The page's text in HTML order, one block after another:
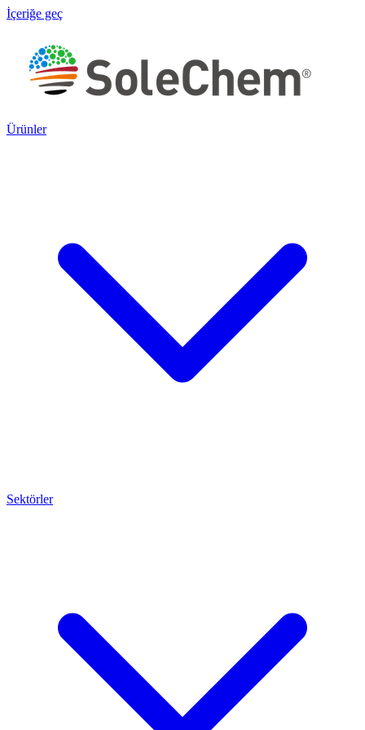
İçeriğe geç
Ürünler
Sektörler